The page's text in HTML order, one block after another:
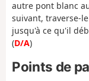
autre pont blanc
suivant, traverse-
jusqu'à ce qu'il
(D/A)
Points de